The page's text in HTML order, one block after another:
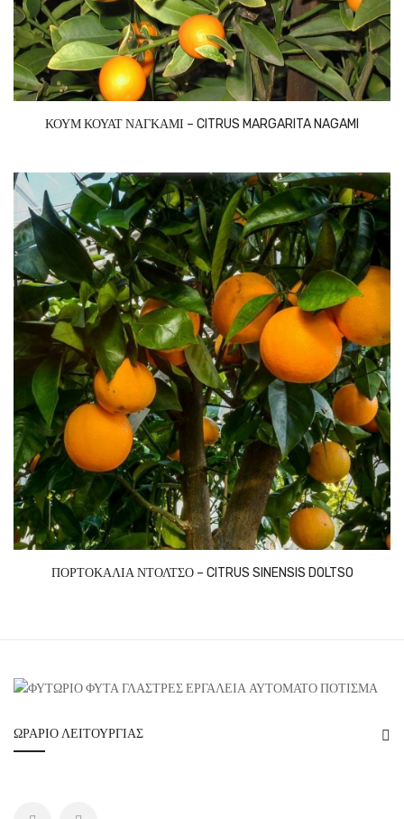
ΚΟΥΜ ΚΟΥΑΤ ΝΑΓΚΑΜΙ – CITRUS MARGARITA NAGAMI
ΠΟΡΤΟΚΑΛΙΑ ΝΤΟΛΤΣΟ – CITRUS SINENSIS DOLTSO
ΩΡΆΡΙΟ ΛΕΙΤΟΥΡΓΊΑΣ